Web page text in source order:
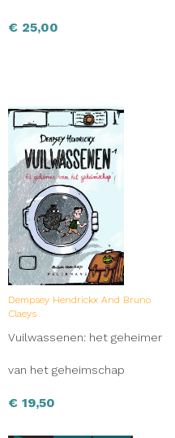
€ 25,00
Dempsey Hendrickx And Bruno
Claeys
Vuilwassenen: het geheimer
van het geheimschap
€ 19,50